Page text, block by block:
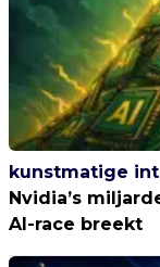
kunstmatige
Nvidia’s
AI-race breekt